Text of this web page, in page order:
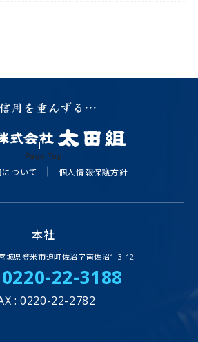
Page Top
ついて 個人情報保護方針
本社
城県登米市迫町佐沼字南佐沼1-3-12
0220-22-3188
: 0220-22-2782